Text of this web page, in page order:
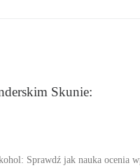
Skunie:
Sprawdź jak nauka ocenia